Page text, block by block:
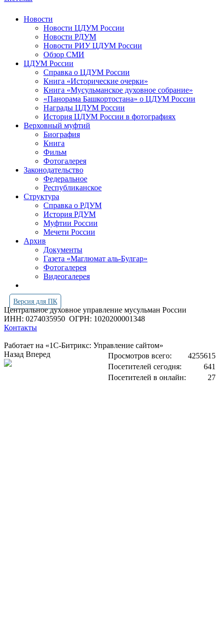
Новости
Новости ЦДУМ России
Новости РДУМ
Новости РИУ ЦДУМ России
Обзор СМИ
ЦДУМ России
Справка о ЦДУМ России
Книга «Исторические очерки»
Книга «Мусульманское духовное собрание»
«Панорама Башкортостана» о ЦДУМ России
Награды ЦДУМ России
История ЦДУМ России в фотографиях
Верховный муфтий
Биография
Книга
Фильм
Фотогалерея
Законодательство
Федеральное
Республиканское
Структура
Справка о РДУМ
История РДУМ
Муфтии России
Мечети России
Архив
Документы
Газета «Маглюмат аль-Булгар»
Фотогалерея
Видеогалерея
Версия для ПК
Центральное духовное управление мусульман России
ИНН: 0274035950 ОГРН: 1020200001348
Контакты
Работает на «1С-Битрикс: Управление сайтом»
Просмотров всего:
4255615
Посетителей сегодня:
641
Посетителей в онлайн:
27
Назад Вперед